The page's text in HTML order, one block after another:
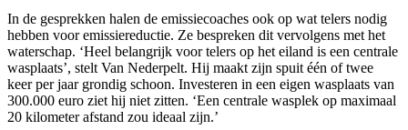
In de gesprekken halen de emissiecoaches ook op wat telers nodig
hebben voor emissiereductie. Ze bespreken dit vervolgens met het
waterschap. ‘Heel belangrijk voor telers op het eiland is een centrale
wasplaats’, stelt Van Nederpelt. Hij maakt zijn spuit één of twee
keer per jaar grondig schoon. Investeren in een eigen wasplaats van
300.000 euro ziet hij niet zitten. ‘Een centrale wasplek op maximaal
20 kilometer afstand zou ideaal zijn.’